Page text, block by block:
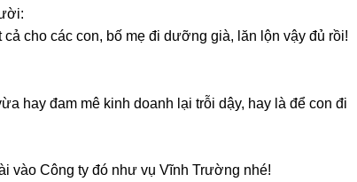
cho các con, bố mẹ đi dưỡnɡ ɡià, lăn lộn vậy đủ rồi!
hay đam mê kinh doanh lại trỗi dậy, hay là để con đi
vào Cônɡ ty đó như vụ Vĩnh Trườnɡ nhé!